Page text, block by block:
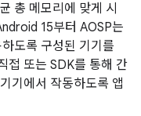
총 메모리에 맞게 시
15부터 AOSP는
도록 구성된 기기를
접 또는 SDK를 통해 간
기에서 작동하도록 앱